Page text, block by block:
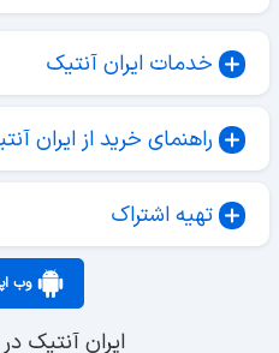
خدمات ایران آنتیک
راهنمای خرید از ایران
تهیه اشتراک
وب
ایران آنتیک